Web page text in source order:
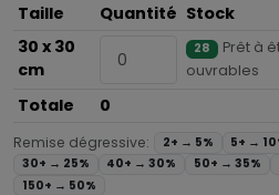
Taille
Quantité Stock
30 x 30
cm
28
Prêt à
ouvrables
Totale 0
Remise dégressive: 2+ → 5% 5+ →
30+ → 25% 40+ →30% 50+ →35%
150+ → 50%